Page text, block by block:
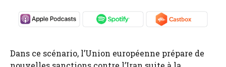
Dans ce scénario, l’Union européenne prépare de